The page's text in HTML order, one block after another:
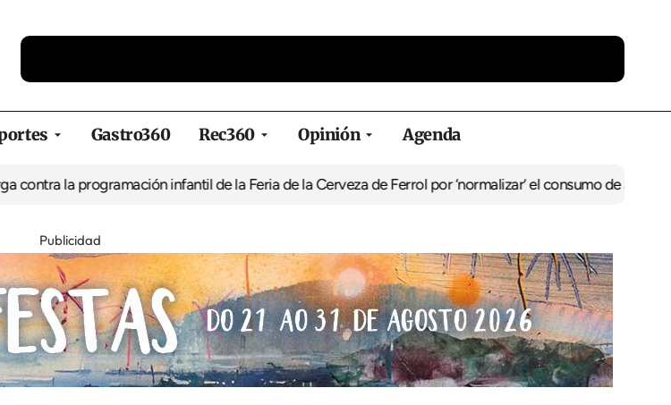
Gastro360 Rec360 Opinión Agenda
programación infantil de la Feria de la Cerveza de Ferrol por ‘normalizar’ el consumo de alcoholDe
Publicidad